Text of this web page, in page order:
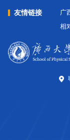
友情链接 广
相